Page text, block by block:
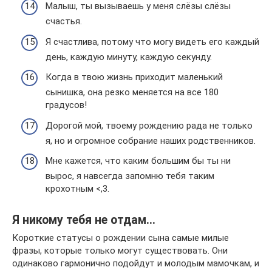
Малыш, ты вызываешь у меня слёзы слёзы
счастья.
Я счастлива, потому что могу видеть его каждый
день, каждую минуту, каждую секунду.
Когда в твою жизнь приходит маленький
сынишка, она резко меняется на все 180
градусов!
Дорогой мой, твоему рождению рада не только
я, но и огромное собрание наших родственников.
Мне кажется, что каким большим бы ты ни
вырос, я навсегда запомню тебя таким
крохотным <,3.
Я никому тебя не отдам…
Короткие статусы о рождении сына самые милые
фразы, которые только могут существовать. Они
одинаково гармонично подойдут и молодым мамочкам, и